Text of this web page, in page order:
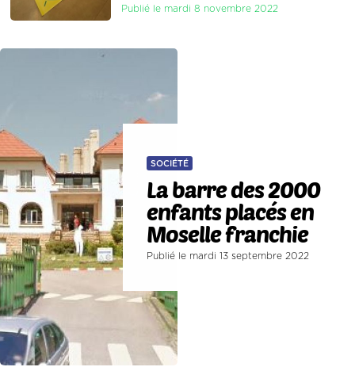
Publié le mardi 8 novembre 2022
SOCIÉTÉ
La barre des 2000
enfants placés en
Moselle franchie
Publié le mardi 13 septembre 2022